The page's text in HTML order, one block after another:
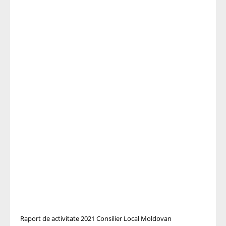
Raport de activitate 2021 Consilier Local Moldovan